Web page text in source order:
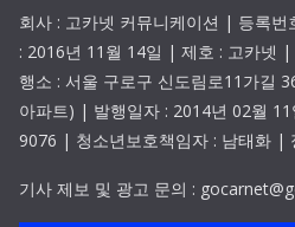
회사 : 고카넷 커뮤니케이션 | 등록
: 2016년 11월 14일 | 제호 : 고카넷
행소 : 서울 구로구 신도림로11가길
아파트) | 발행일자 : 2014년 02월
9076 | 청소년보호책임자 : 남태화 |
기사 제보 및 광고 문의 :